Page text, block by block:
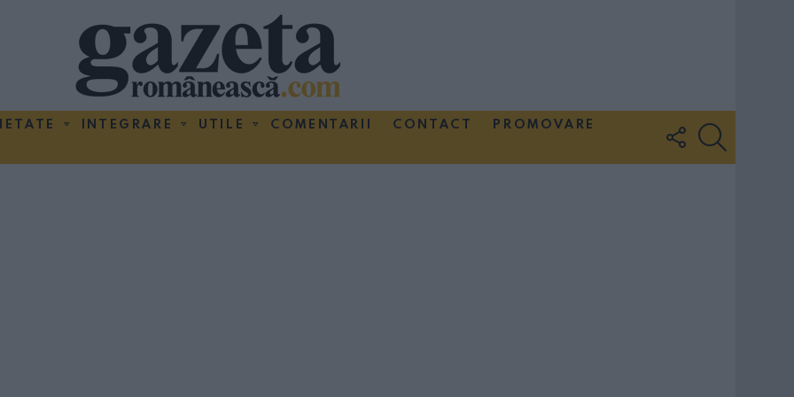
INTEGRARE UTILE COMENTARII CONTACT
PROMOVARE
FOLLOW
US